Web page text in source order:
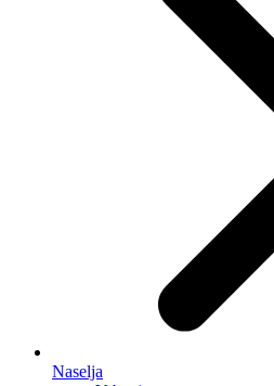
Naselja